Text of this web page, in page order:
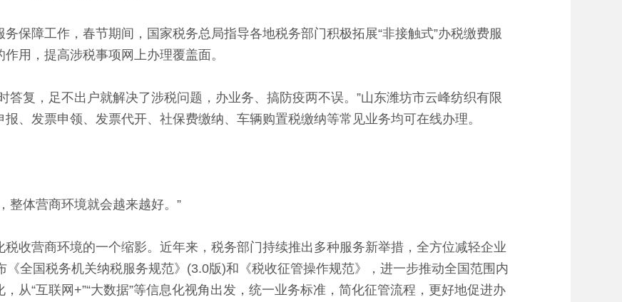
障工作，春节期间，国家税务总局指导各地税务部门积极拓展“非接触式”办税缴费服
用，提高涉税事项网上办理覆盖面。
复，足不出户就解决了涉税问题，办业务、搞防疫两不误。”山东潍坊市云峰纺织有限
、发票申领、发票代开、社保费缴纳、车辆购置税缴纳等常见业务均可在线办理。
体营商环境就会越来越好。”
营商环境的一个缩影。近年来，税务部门持续推出多种服务新举措，全方位减轻企业
全国税务机关纳税服务规范》(3.0版)和《税收征管操作规范》，进一步推动全国范围内
从“互联网+”“大数据”等信息化视角出发，统一业务标准，简化征管流程，更好地促进办